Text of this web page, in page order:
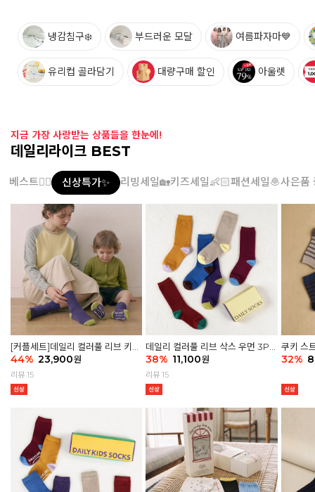
냉감침구❄️ 부드러운 모달 여름파자마💙
유리컵 골라담기 대량구매 할인 아울렛
지금 가장 사랑받는 상품들을 한눈에!
데일리라이크 BEST
베스트👍🏻 신상특가✨ 리빙세일🏡키즈세일👶🏻패션세일🧆사은품
[커플세트]데일리 컬러풀 리브 키즈
6P & 우먼3P 삭스세트
44% 23,900원
리뷰 15
데일리 컬러풀 리브 삭스 우먼 3P
세트
38% 11,100원
리뷰 15
쿠키 스
32%